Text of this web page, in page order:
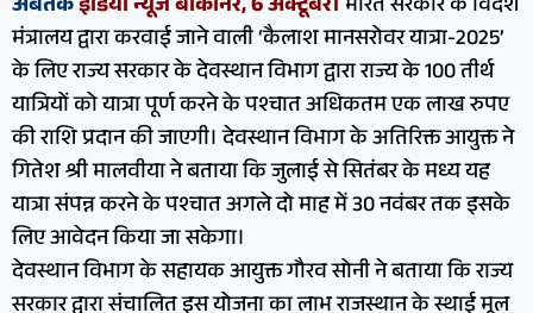
अबतकइंडिया न्यूज बीकानेर, 6 अक्टूबर। भारत सरकार के विदेश
मंत्रालय द्वारा करवाई जाने वाली ‘कैलाश मानसरोवर यात्रा-2025’
के लिए राज्य सरकार के देवस्थान विभाग द्वारा राज्य के 100 तीर्थ
यात्रियों को यात्रा पूर्ण करने के पश्चात अधिकतम एक लाख रुपए
की राशि प्रदान की जाएगी। देवस्थान विभाग के अतिरिक्त आयुक्त ने
गितेश श्री मालवीया ने बताया कि जुलाई से सितंबर के मध्य यह
यात्रा संपन्न करने के पश्चात अगले दो माह में 30 नवंबर तक इसके
लिए आवेदन किया जा सकेगा।
देवस्थान विभाग के सहायक आयुक्त गौरव सोनी ने बताया कि राज्य